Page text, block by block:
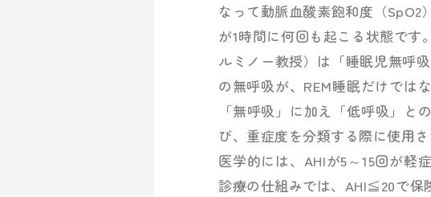
なって動脈血酸素飽和度（SpO2
が1時間に何回も起こる状態で
ルミノー教授）は「睡眠児無呼
の無呼吸が、REM睡眠だけでは
「無呼吸」に加え「低呼吸」
び、重症度を分類する際に使用さ
医学的には、AHIが5～15回が軽
診療の仕組みでは、AHI≦20で保